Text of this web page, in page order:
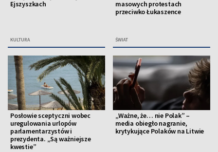
Ejszyszkach
KULTURA
masowych protestach
przeciwko Łukaszence
ŚWIAT
Posłowie sceptyczni wobec
uregulowania urlopów
parlamentarzystów i
prezydenta. „Są ważniejsze
kwestie”
„Ważne, że… nie Polak” –
media obiegło nagranie,
krytykujące Polaków na Litwie